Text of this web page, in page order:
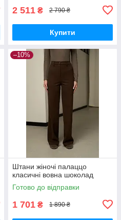
2 511 ₴ 2 790 ₴
Купити
–10%
Штани жіночі палаццо
класичні вовна шоколад
Готово до відправки
1 701 ₴ 1 890 ₴